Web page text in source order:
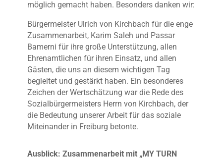
möglich gemacht haben. Besonders danken wir:
Bürgermeister Ulrich von Kirchbach für die enge
Zusammenarbeit, Karim Saleh und Passar
Bamerni für ihre große Unterstützung, allen
Ehrenamtlichen für ihren Einsatz, und allen
Gästen, die uns an diesem wichtigen Tag
begleitet und gestärkt haben. Ein besonderes
Zeichen der Wertschätzung war die Rede des
Sozialbürgermeisters Herrn von Kirchbach, der
die Bedeutung unserer Arbeit für das soziale
Miteinander in Freiburg betonte.
Ausblick: Zusammenarbeit mit „MY TURN